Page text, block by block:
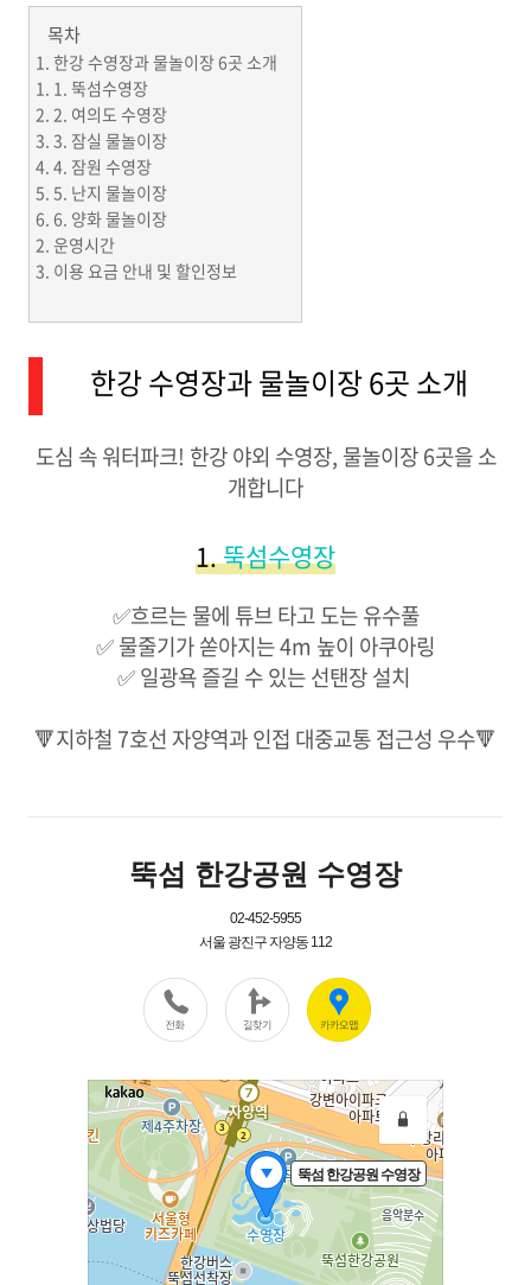
목차
한강 수영장과 물놀이장 6곳 소개
1. 뚝섬수영장
2. 여의도 수영장
3. 잠실 물놀이장
4. 잠원 수영장
5. 난지 물놀이장
6. 양화 물놀이장
운영시간
이용 요금 안내 및 할인정보
한강 수영장과 물놀이장 6곳 소개
도심 속 워터파크! 한강 야외 수영장, 물놀이장 6곳을 소
개합니다
1.뚝섬수영장
✅흐르는 물에 튜브 타고 도는 유수풀
✅ 물줄기가 쏟아지는 4m 높이 아쿠아링
✅ 일광욕 즐길 수 있는 선탠장 설치 ​
🔻지하철 7호선 자양역과 인접 대중교통 접근성 우수🔻